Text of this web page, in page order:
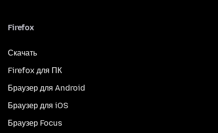
Firefox
Скачать
Firefox для ПК
Браузер для Android
Браузер для iOS
Браузер Focus